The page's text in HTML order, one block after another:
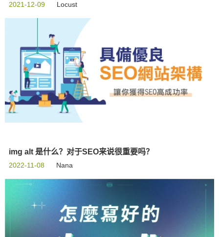
2021-12-09 Locust
img alt 是什么？对于SEO来说很重要吗？
2022-11-08 Nana